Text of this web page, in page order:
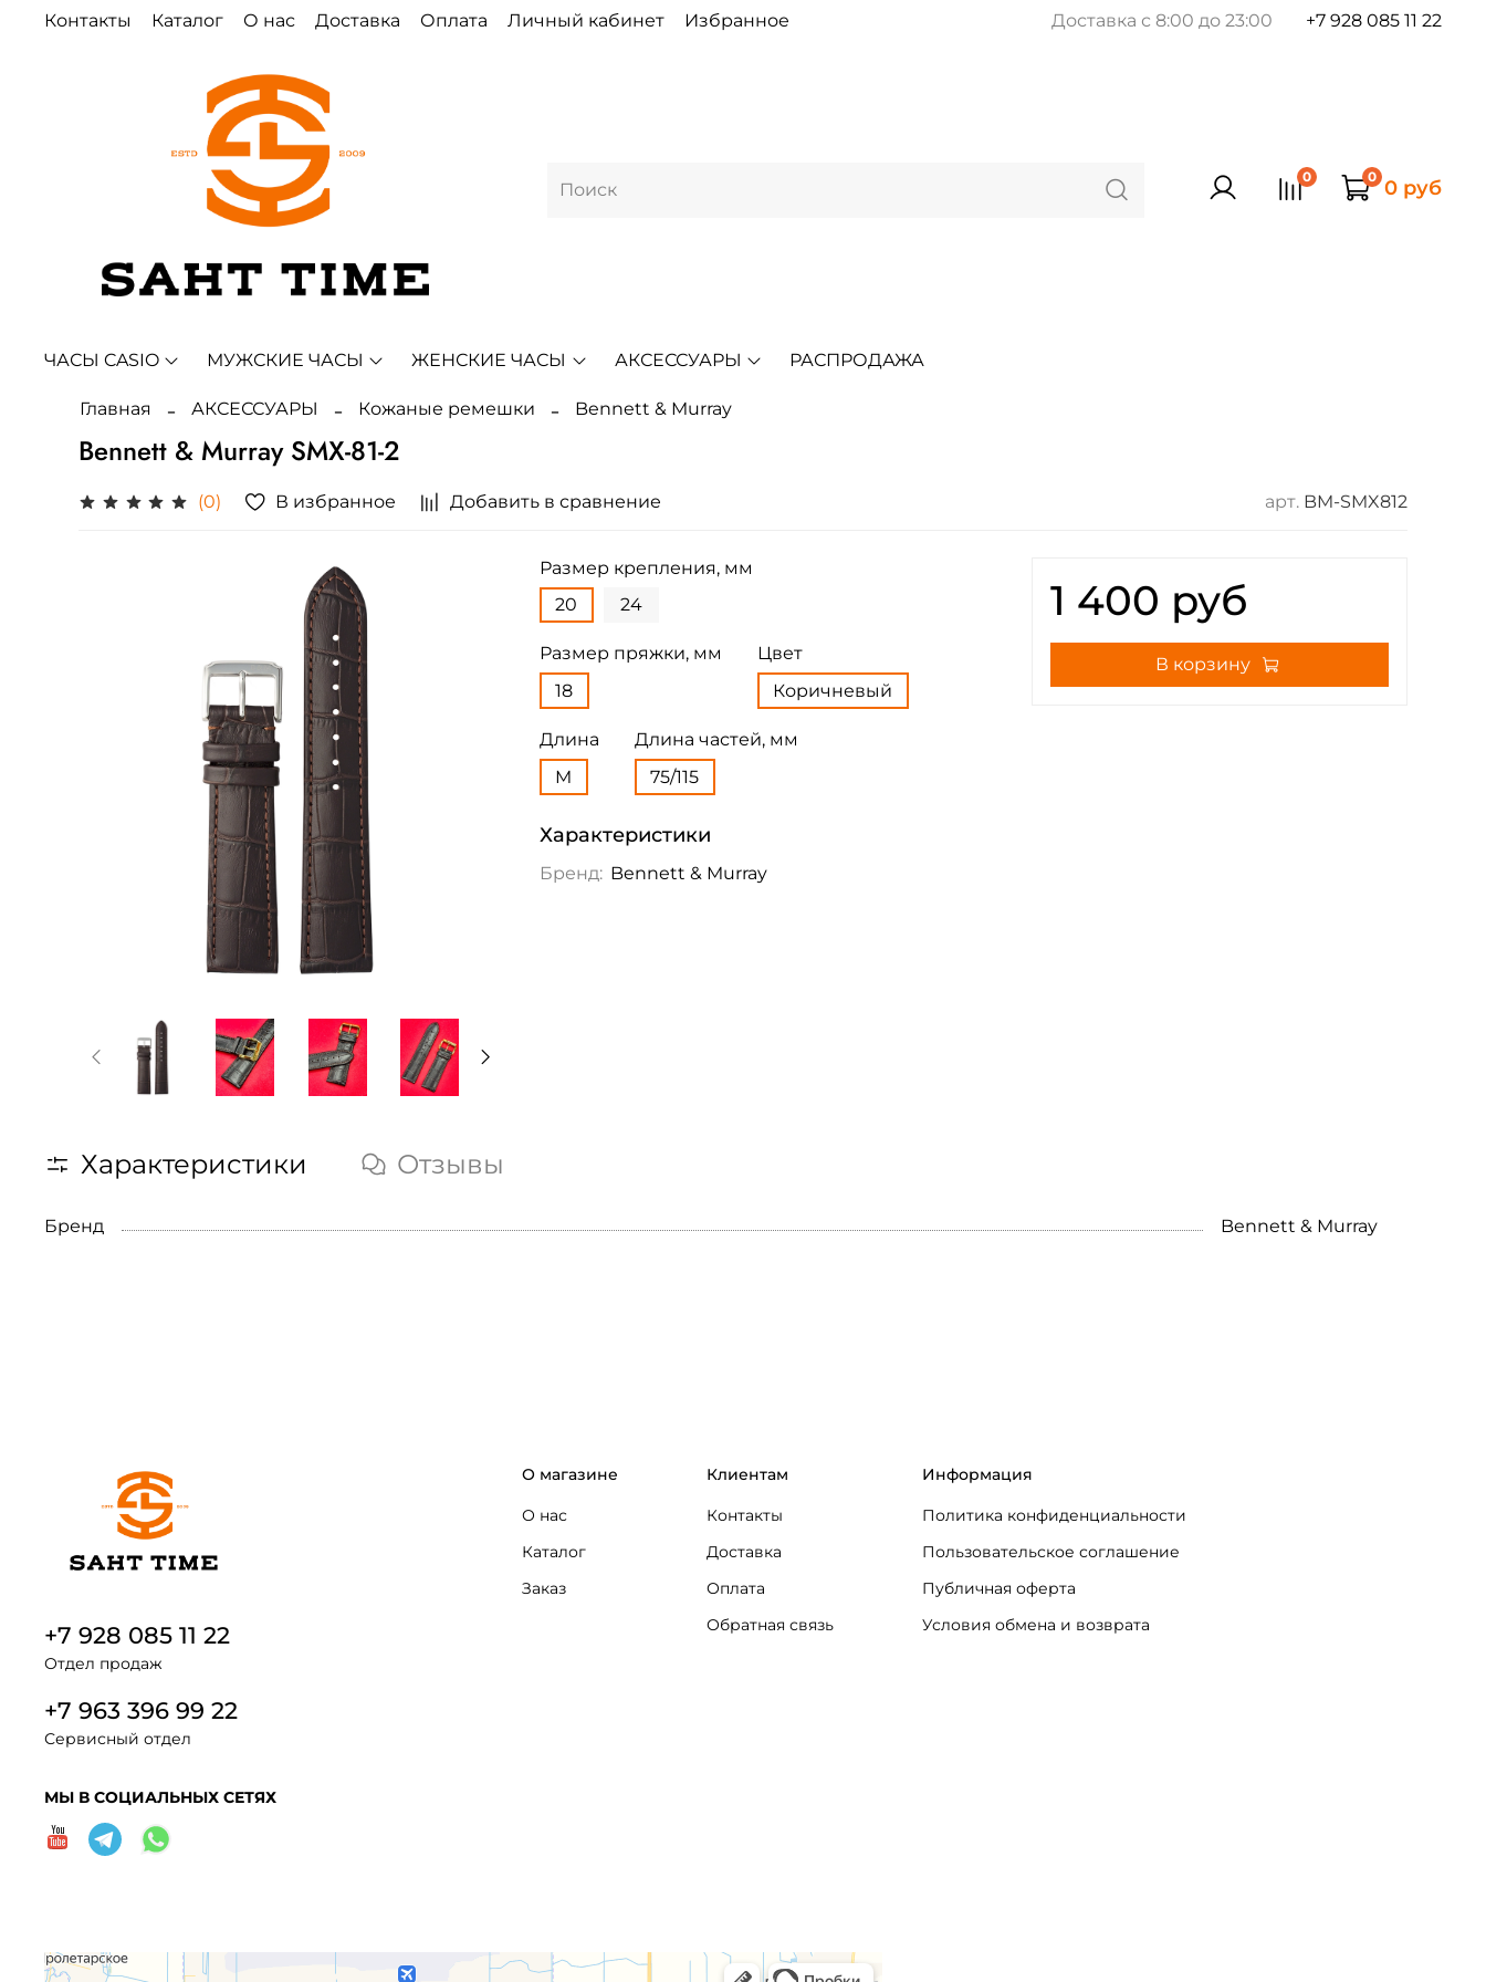
Контакты Каталог О нас Доставка Оплата Личный кабинет Избранное Доставка с 8:00 до 23:00 +7 928 085 11 22
0 0 0 руб
ЧАСЫ CASIO МУЖСКИЕ ЧАСЫ ЖЕНСКИЕ ЧАСЫ АКСЕССУАРЫ РАСПРОДАЖА
Главная АКСЕССУАРЫ Кожаные ремешки Bennett & Murray
Bennett & Murray SMX-81-2
(0) В избранное Добавить в сравнение арт. BM-SMX812
Размер крепления, мм
20
24
Размер пряжки, мм
18
Цвет
Коричневый
Длина
M
Длина частей, мм
75/115
Характеристики
Бренд: Bennett & Murray
1 400 руб
В корзину
Характеристики Отзывы
Бренд Bennett & Murray
О магазине
О нас
Каталог
Заказ
Клиентам
Контакты
Доставка
Оплата
Обратная связь
Информация
Политика конфиденциальности
Пользовательское соглашение
Публичная оферта
Условия обмена и возврата
+7 928 085 11 22
Отдел продаж
+7 963 396 99 22
Сервисный отдел
МЫ В СОЦИАЛЬНЫХ СЕТЯХ